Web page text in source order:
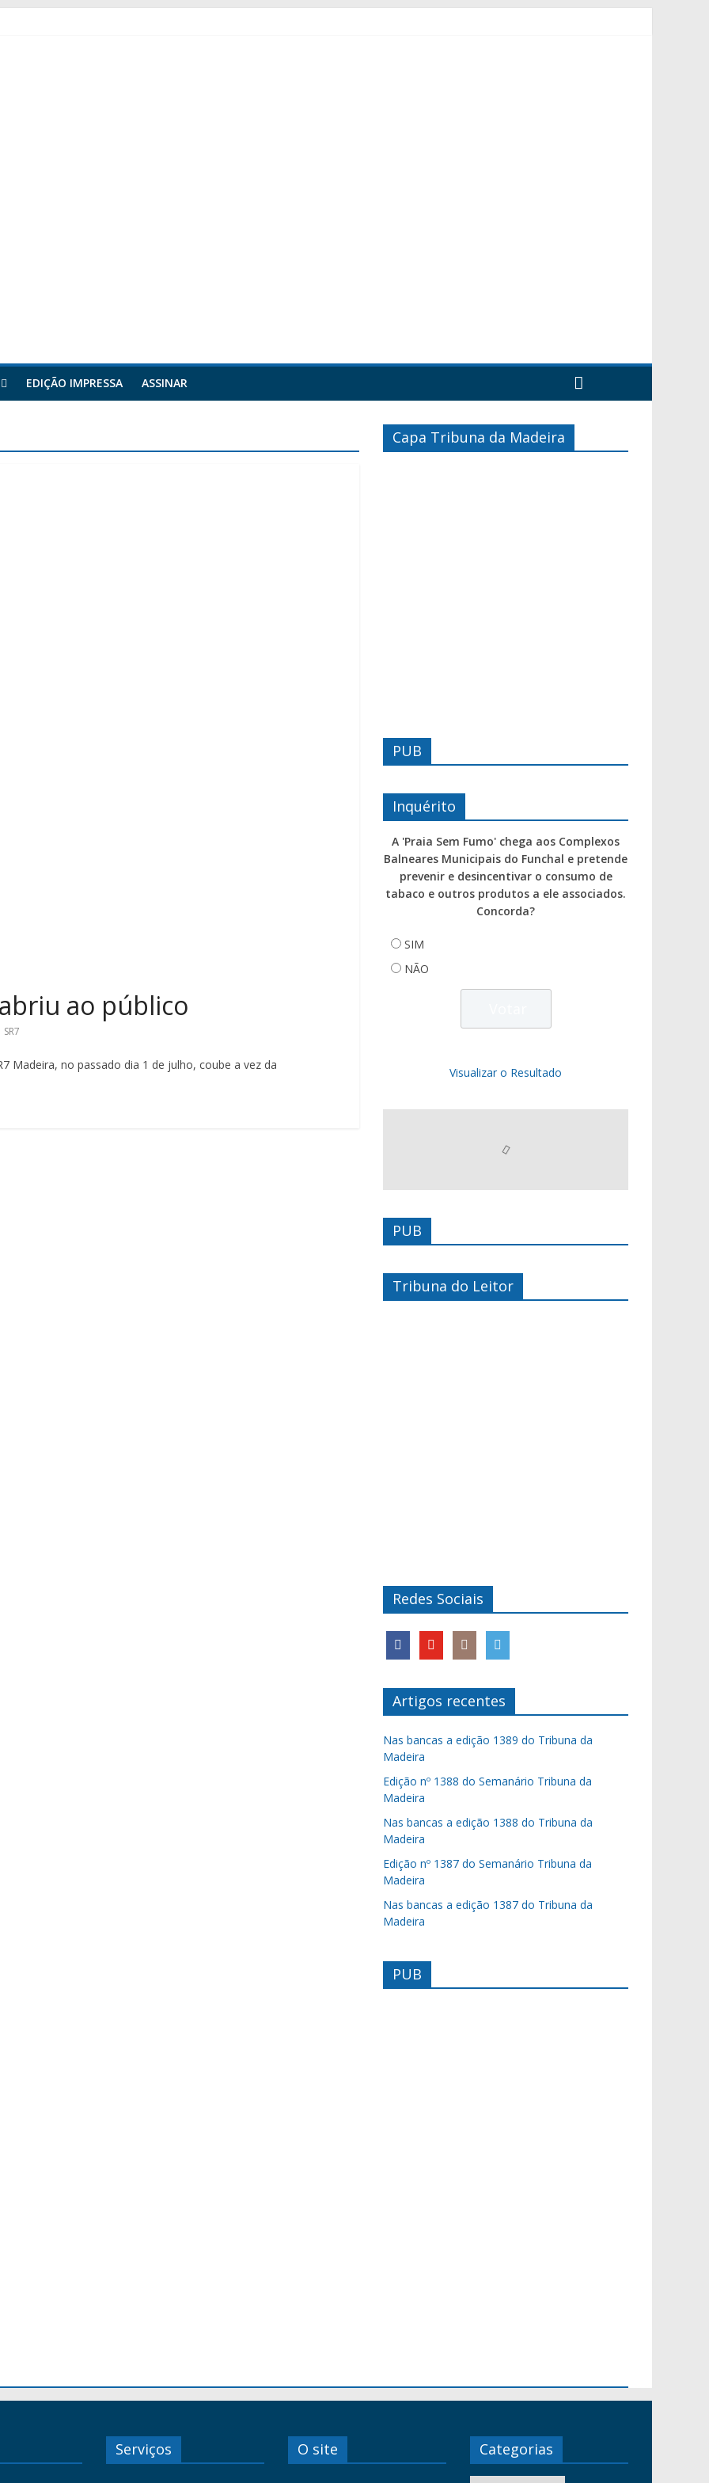
EDIÇÃO IMPRESSA ASSINAR
ao público
SR7
Madeira, no passado dia 1 de julho, coube a vez da
Capa Tribuna da Madeira
PUB
Inquérito
A 'Praia Sem Fumo' chega aos Complexos
Balneares Municipais do Funchal e pretende
prevenir e desincentivar o consumo de
tabaco e outros produtos a ele associados.
Concorda?
SIM
NÃO
Visualizar o Resultado
PUB
Tribuna do Leitor
Redes Sociais
Artigos recentes
Nas bancas a edição 1389 do Tribuna da
Madeira
Edição nº 1388 do Semanário Tribuna da
Madeira
Nas bancas a edição 1388 do Tribuna da
Madeira
Edição nº 1387 do Semanário Tribuna da
Madeira
Nas bancas a edição 1387 do Tribuna da
Madeira
PUB
Serviços O site Categorias